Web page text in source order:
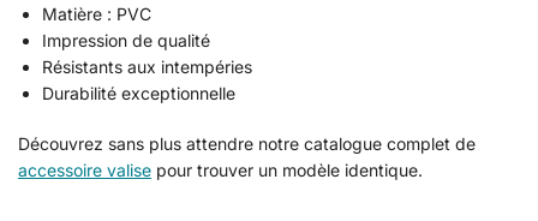
Matière : PVC
Impression de qualité
Résistants aux intempéries
Durabilité exceptionnelle
Découvrez sans plus attendre notre catalogue complet de
accessoire valise pour trouver un modèle identique.